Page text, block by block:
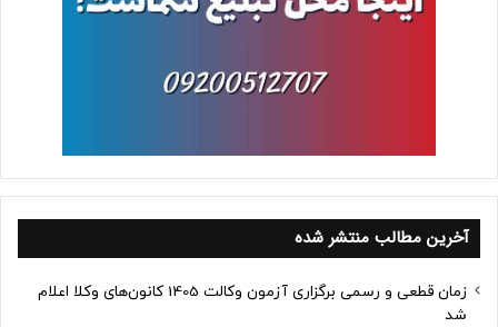
آخرین مطالب منتشر شده
زمان قطعی و رسمی برگزاری آزمون وکالت 1405 کانون‌های وکلا اعلام
شد